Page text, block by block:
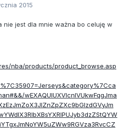
2015
nie jest dla mnie ważna bo celuję w
nba/products/product_browse.asp
wEXAQUIUXVlcnlVUkwFqgJma